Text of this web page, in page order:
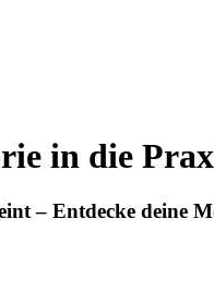
in die
– Entdecke deine